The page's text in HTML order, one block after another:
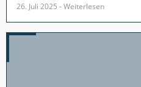
26. Juli 2025 - Weiterlesen